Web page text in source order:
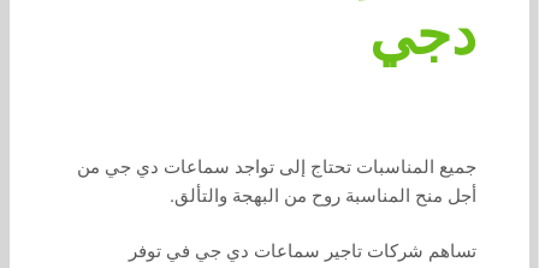
دجي
جميع المناسبات تحتاج إلى تواجد سماعات دي جي من
أجل منح المناسبة روح من البهجة والتألق.
تساهم شركات تاجير سماعات دي جي في توفر